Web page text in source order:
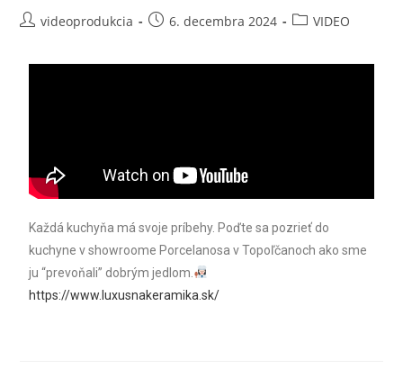
videoprodukcia 6. decembra 2024 VIDEO
Každá kuchyňa má svoje príbehy. Poďte sa pozrieť do
kuchyne v showroome Porcelanosa v Topoľčanoch ako sme
ju “prevoňali” dobrým jedlom.
https://www.luxusnakeramika.sk/